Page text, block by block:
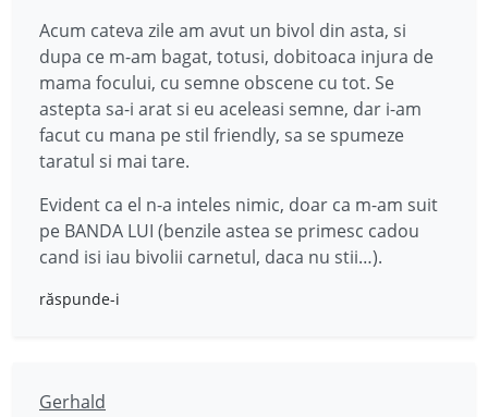
Acum cateva zile am avut un bivol din asta, si
dupa ce m-am bagat, totusi, dobitoaca injura de
mama focului, cu semne obscene cu tot. Se
astepta sa-i arat si eu aceleasi semne, dar i-am
facut cu mana pe stil friendly, sa se spumeze
taratul si mai tare.
Evident ca el n-a inteles nimic, doar ca m-am suit
pe BANDA LUI (benzile astea se primesc cadou
cand isi iau bivolii carnetul, daca nu stii…).
răspunde-i
Gerhald